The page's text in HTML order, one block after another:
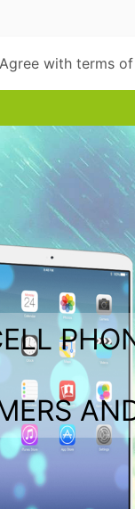
Agree with terms